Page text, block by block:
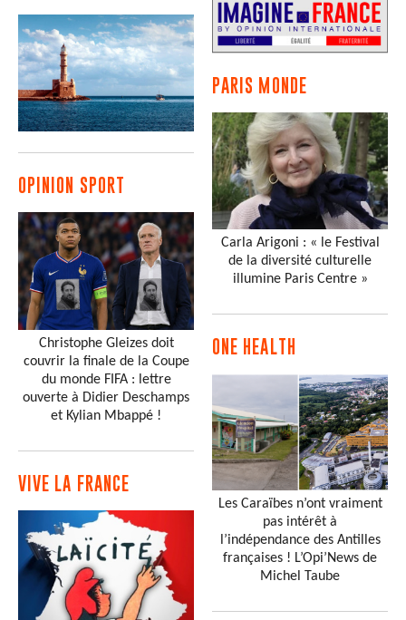
OPINION SPORT
Christophe Gleizes doit
couvrir la finale de la Coupe
du monde FIFA : lettre
ouverte à Didier Deschamps
et Kylian Mbappé !
VIVE LA FRANCE
PARIS MONDE
Carla Arigoni : « le Festival
de la diversité culturelle
illumine Paris Centre »
ONE HEALTH
Les Caraïbes n’ont vraiment
pas intérêt à
l’indépendance des Antilles
françaises ! L’Opi’News de
Michel Taube